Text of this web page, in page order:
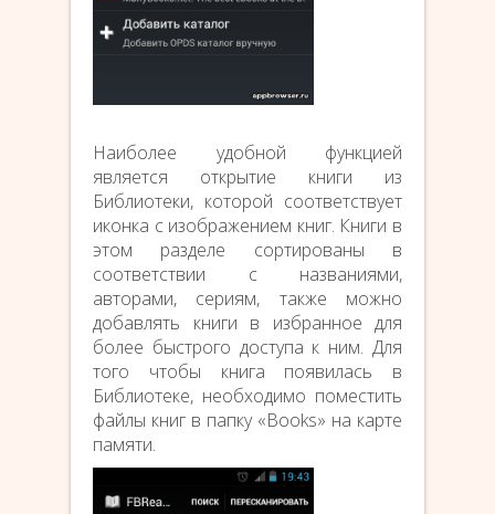
Наиболее удобной функцией
является открытие книги из
Библиотеки, которой соответствует
иконка с изображением книг. Книги в
этом разделе сортированы в
соответствии с названиями,
авторами, сериям, также можно
добавлять книги в избранное для
более быстрого доступа к ним. Для
того чтобы книга появилась в
Библиотеке, необходимо поместить
файлы книг в папку «Books» на карте
памяти.